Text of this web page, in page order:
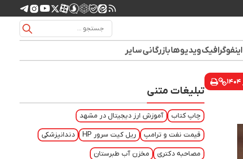
اینفوگرافیکویدیوهابازرگانیسایر
تبلیغات متنی
چاپ کتاب آموزش ارز دیجیتال در مشهد
قیمت نفت و ترامپ ریل کیت سرور HP دندانپزشکی
مصاحبه دکتری مخزن آب طبرستان